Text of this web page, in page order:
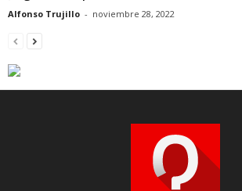
Alfonso Trujillo - noviembre 28, 2022